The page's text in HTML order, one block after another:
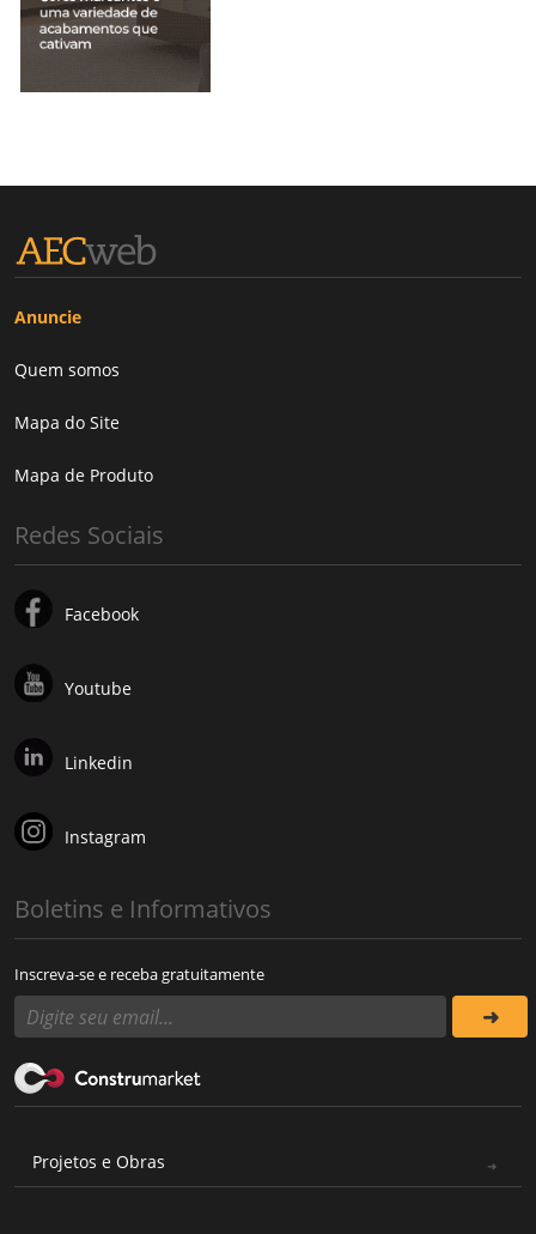
Anuncie
Quem somos
Mapa do Site
Mapa de Produto
Redes Sociais
Facebook
Youtube
Linkedin
Instagram
Boletins e Informativos
Inscreva-se e receba gratuitamente
Projetos e Obras